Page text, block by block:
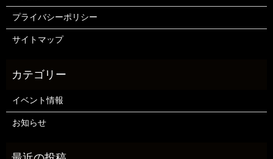
プライバシーポリシー
サイトマップ
イベント情報
お知らせ